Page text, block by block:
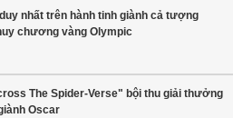
nhất trên hành tinh giành cả tượng
chương vàng Olympic
The Spider-Verse" bội thu giải thưởng
Oscar